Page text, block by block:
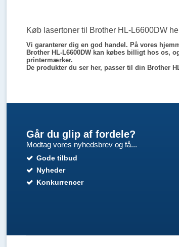
Køb lasertoner til Brother HL-L6600DW
Vi garanterer dig en god handel. På vores
Brother HL-L6600DW kan købes billigt hos os,
printermærker.
De produkter du ser her, passer til din Brother
Går du glip af fordele?
Modtag vores nyhedsbrev og få...
Gode tilbud
Nyheder
Konkurrencer